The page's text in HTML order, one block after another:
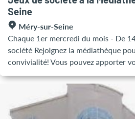
Seine
Méry-sur-Seine
Chaque 1er mercredi du mois - De 14h à
société Rejoignez la médiathèque pour un moment de